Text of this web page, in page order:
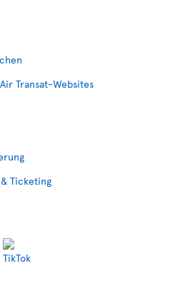
Transat-Websites
Ticketing